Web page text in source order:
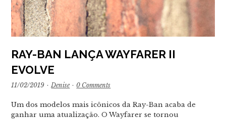
RAY-BAN LANÇA WAYFARER II
EVOLVE
11/02/2019 · Denise · 0 Comments
Um dos modelos mais icônicos da Ray-Ban acaba de
ganhar uma atualização. O Wayfarer se tornou